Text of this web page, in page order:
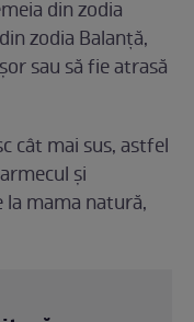
din zodia
zodia Balanță,
sau să fie atrasă
cât mai sus, astfel
și
la mama natură,